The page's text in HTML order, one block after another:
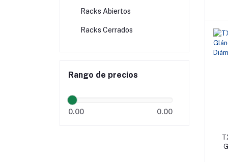
Racks Abiertos
Racks Cerrados
Rango de precios
0.00 0.00